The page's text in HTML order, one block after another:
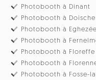
Photobooth à Dinant
Photobooth à Doische
Photobooth à Eghezée
Photobooth à
Photobooth à Floreffe
Photobooth à
Photobooth à Fosse-